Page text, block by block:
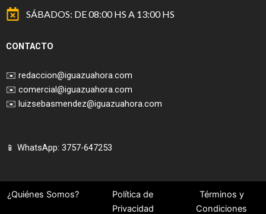
SÁBADOS: DE 08:00 HS A 13:00 HS
CONTACTO
✉️ redaccion@iguazuahora.com
✉️ comercial@iguazuahora.com
✉️ luizsebasmendez@iguazuahora.com
📱 WhatsApp: 3757-647253
¿Quiénes Somos?
Política de
Privacidad
Términos y
Condiciones